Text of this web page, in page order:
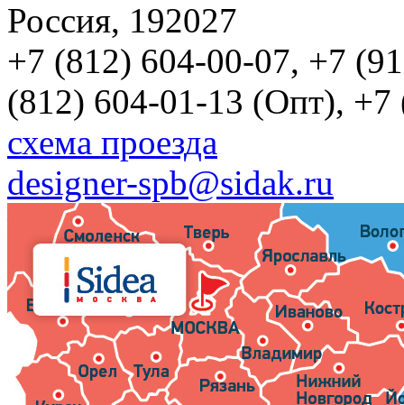
Россия, 192027
+7 (812) 604-00-07, +7
(812) 604-01-13 (Опт), +7
схема проезда
designer-spb@sidak.ru